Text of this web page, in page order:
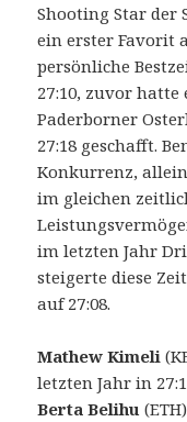
Shooting Star der
ein erster Favorit
persönliche
27:10, zuvor
Paderborner
27:18 geschafft.
Konkurrenz,
im gleichen
im letzten Jahr
steigerte diese
auf 27:08.
Mathew Kimeli
letzten Jahr in
Berta Belihu